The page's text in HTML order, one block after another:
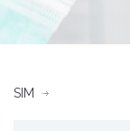
SIM